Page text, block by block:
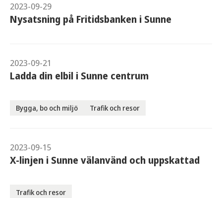
2023-09-29
Nysatsning på Fritidsbanken i Sunne
2023-09-21
Ladda din elbil i Sunne centrum
Bygga, bo och miljö Trafik och resor
2023-09-15
X-linjen i Sunne välanvänd och uppskattad
Trafik och resor